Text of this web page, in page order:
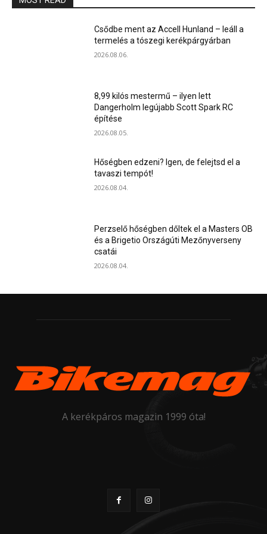
Csődbe ment az Accell Hunland – leáll a
termelés a tószegi kerékpárgyárban
2026.08.06.
8,99 kilós mestermű – ilyen lett
Dangerholm legújabb Scott Spark RC
építése
2026.08.05.
Hőségben edzeni? Igen, de felejtsd el a
tavaszi tempót!
2026.08.04.
Perzselő hőségben dőltek el a Masters OB
és a Brigetio Országúti Mezőnyverseny
csatái
2026.08.04.
A kerékpáros magazin 1999 óta!